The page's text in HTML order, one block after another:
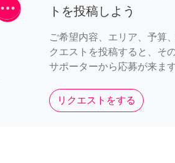
トを投稿しよう
ご希望内容、エリア、予算
クエストを投稿すると、そ
サポーターから応募が来ます
リクエストをする